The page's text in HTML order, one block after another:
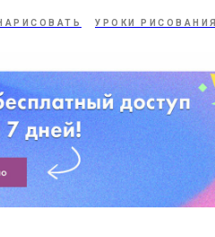
УРОКИ РИСОВАНИЯ